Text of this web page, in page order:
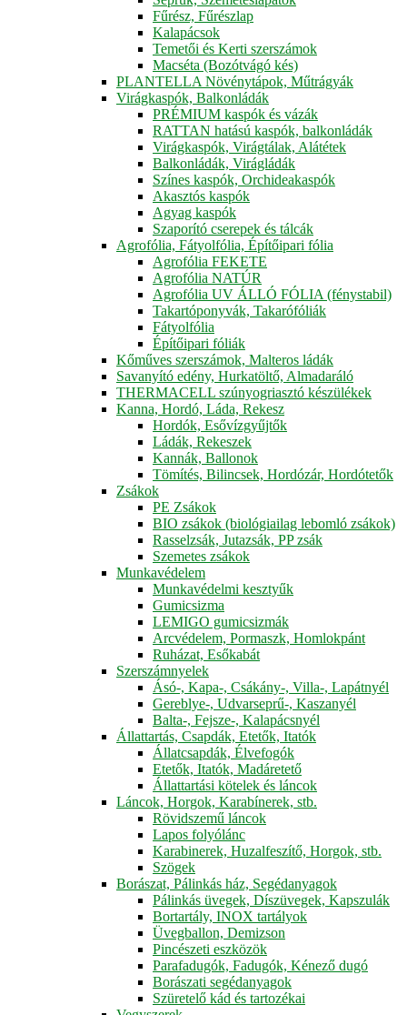
Fűrész, Fűrészlap
Kalapácsok
Temetői és Kerti szerszámok
Macséta (Bozótvágó kés)
PLANTELLA Növénytápok, Műtrágyák
Virágkaspók, Balkonládák
PRÉMIUM kaspók és vázák
RATTAN hatású kaspók, balkonládák
Virágkaspók, Virágtálak, Alátétek
Balkonládák, Virágládák
Színes kaspók, Orchideakaspók
Akasztós kaspók
Agyag kaspók
Szaporító cserepek és tálcák
Agrofólia, Fátyolfólia, Építőipari fólia
Agrofólia FEKETE
Agrofólia NATÚR
Agrofólia UV ÁLLÓ FÓLIA (fénystabil)
Takartóponyvák, Takarófóliák
Fátyolfólia
Építőipari fóliák
Kőműves szerszámok, Malteros ládák
Savanyító edény, Hurkatöltő, Almadaráló
THERMACELL szúnyogriasztó készülékek
Kanna, Hordó, Láda, Rekesz
Hordók, Esővízgyűjtők
Ládák, Rekeszek
Kannák, Ballonok
Tömítés, Bilincsek, Hordózár, Hordótetők
Zsákok
PE Zsákok
BIO zsákok (biológiailag lebomló zsákok)
Rasselzsák, Jutazsák, PP zsák
Szemetes zsákok
Munkavédelem
Munkavédelmi kesztyűk
Gumicsizma
LEMIGO gumicsizmák
Arcvédelem, Pormaszk, Homlokpánt
Ruházat, Esőkabát
Szerszámnyelek
Ásó-, Kapa-, Csákány-, Villa-, Lapátnyél
Gereblye-, Udvarseprű-, Kaszanyél
Balta-, Fejsze-, Kalapácsnyél
Állattartás, Csapdák, Etetők, Itatók
Állatcsapdák, Élvefogók
Etetők, Itatók, Madáretető
Állattartási kötelek és láncok
Láncok, Horgok, Karabínerek, stb.
Rövidszemű láncok
Lapos folyólánc
Karabinerek, Huzalfeszítő, Horgok, stb.
Szögek
Borászat, Pálinkás ház, Segédanyagok
Pálinkás üvegek, Díszüvegek, Kapszulák
Bortartály, INOX tartályok
Üvegballon, Demizson
Pincészeti eszközök
Parafadugók, Fadugók, Kénező dugó
Borászati segédanyagok
Szüretelő kád és tartozékai